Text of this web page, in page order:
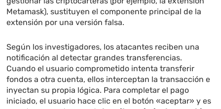
Metamask), sustituyen el componente principal de la
extensión por una versión falsa.
Según los investigadores, los atacantes reciben una
notificación al detectar grandes transferencias.
Cuando el usuario comprometido intenta transferir
fondos a otra cuenta, ellos interceptan la transacción e
inyectan su propia lógica. Para completar el pago
iniciado, el usuario hace clic en el botón «aceptar» y es